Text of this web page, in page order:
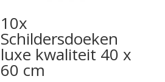
10x
Schildersdoeken
luxe kwaliteit 40 x
60 cm